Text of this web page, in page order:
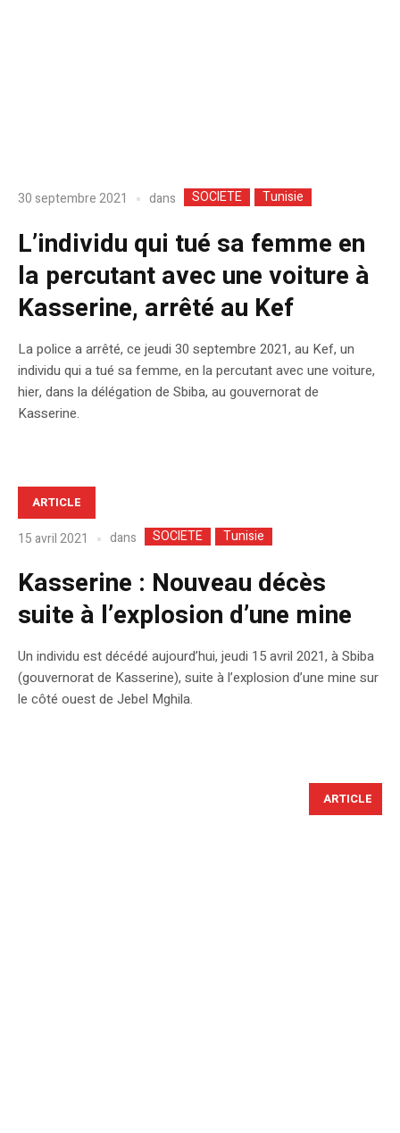
30 septembre 2021 dans SOCIETE Tunisie
L’individu qui tué sa femme en
la percutant avec une voiture à
Kasserine, arrêté au Kef
La police a arrêté, ce jeudi 30 septembre 2021, au Kef, un
individu qui a tué sa femme, en la percutant avec une voiture,
hier, dans la délégation de Sbiba, au gouvernorat de
Kasserine.
ARTICLE
15 avril 2021 dans SOCIETE Tunisie
Kasserine : Nouveau décès
suite à l’explosion d’une mine
Un individu est décédé aujourd’hui, jeudi 15 avril 2021, à Sbiba
(gouvernorat de Kasserine), suite à l’explosion d’une mine sur
le côté ouest de Jebel Mghila.
ARTICLE